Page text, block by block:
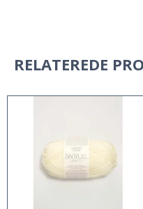
RELATEREDE